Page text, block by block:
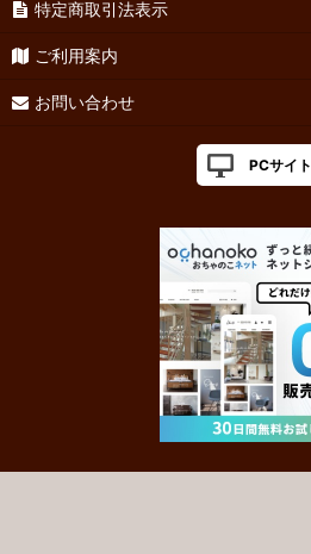
特定商取引法表示
ご利用案内
お問い合わせ
PCサイト